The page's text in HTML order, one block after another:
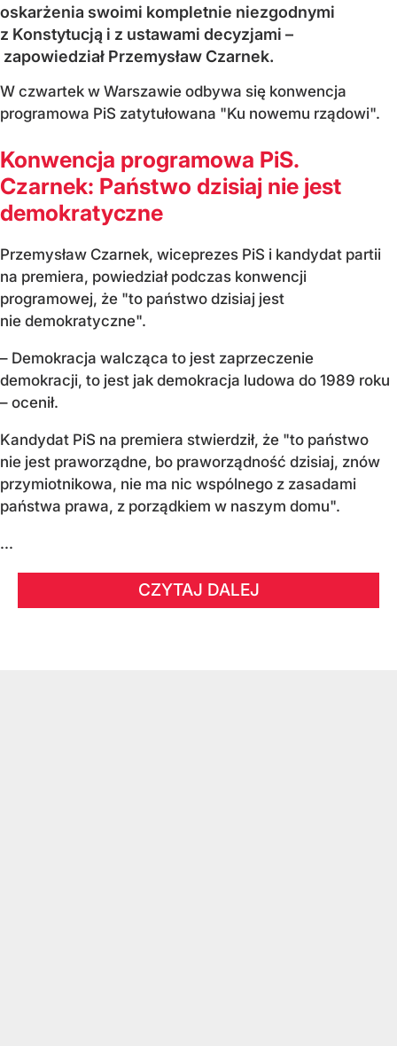
oskarżenia swoimi kompletnie niezgodnymi
z Konstytucją i z ustawami decyzjami –
zapowiedział Przemysław Czarnek.
W czwartek w Warszawie odbywa się konwencja
programowa PiS zatytułowana "Ku nowemu rządowi".
Konwencja programowa PiS.
Czarnek: Państwo dzisiaj nie jest
demokratyczne
Przemysław Czarnek, wiceprezes PiS i kandydat partii
na premiera, powiedział podczas konwencji
programowej, że "to państwo dzisiaj jest
nie demokratyczne".
– Demokracja walcząca to jest zaprzeczenie
demokracji, to jest jak demokracja ludowa do 1989 roku
– ocenił.
Kandydat PiS na premiera stwierdził, że "to państwo
nie jest praworządne, bo praworządność dzisiaj, znów
przymiotnikowa, nie ma nic wspólnego z zasadami
państwa prawa, z porządkiem w naszym domu".
...
CZYTAJ DALEJ